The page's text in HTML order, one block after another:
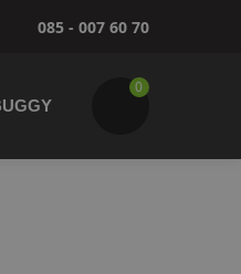
085 - 007 60 70
0